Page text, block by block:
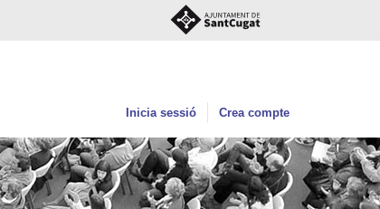
Inicia sessió Crea compte